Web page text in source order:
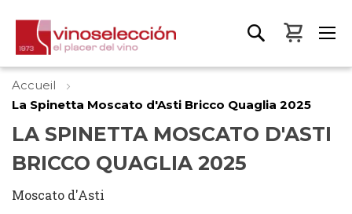
Mon
Accueil
La Spinetta Moscato d'Asti Bricco Quaglia 2025
LA SPINETTA MOSCATO D'ASTI
BRICCO QUAGLIA 2025
Moscato d'Asti